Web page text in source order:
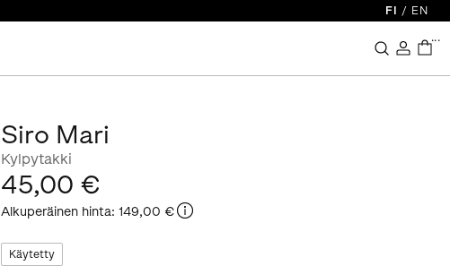
FI / EN
...
Siro Mari
Kylpytakki
45,00 €
Alkuperäinen hinta: 149,00 €
Käytetty